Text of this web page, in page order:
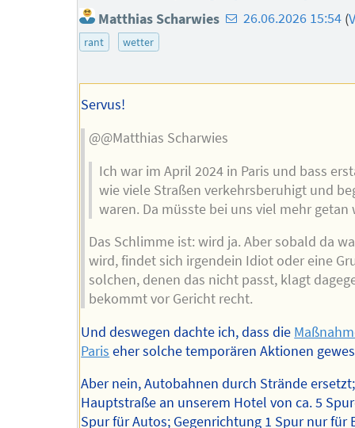
Matthias Scharwies E-
des
26.06.2026 15:54 (
rant wetter
Servus!
@@Matthias Scharwies
Ich war im April 2024 in Paris und bass
wie viele Straßen verkehrsberuhigt und
waren. Da müsste bei uns viel mehr getan
Das Schlimme ist: wird ja. Aber sobald da
wird, findet sich irgendein Idiot oder eine
solchen, denen das nicht passt, klagt
bekommt vor Gericht recht.
Und deswegen dachte ich, dass die
Paris eher solche temporären Aktionen
Aber nein, Autobahnen durch Strände
Hauptstraße an unserem Hotel von ca. 5
Spur für Autos; Gegenrichtung 1 Spur nur für